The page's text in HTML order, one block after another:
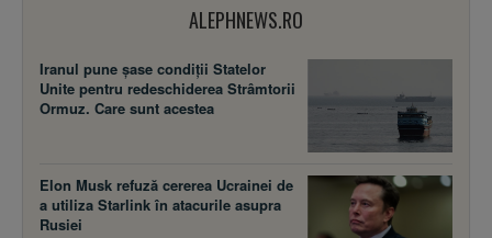
ALEPHNEWS.RO
Iranul pune șase condiții Statelor
Unite pentru redeschiderea Strâmtorii
Ormuz. Care sunt acestea
Elon Musk refuză cererea Ucrainei de
a utiliza Starlink în atacurile asupra
Rusiei